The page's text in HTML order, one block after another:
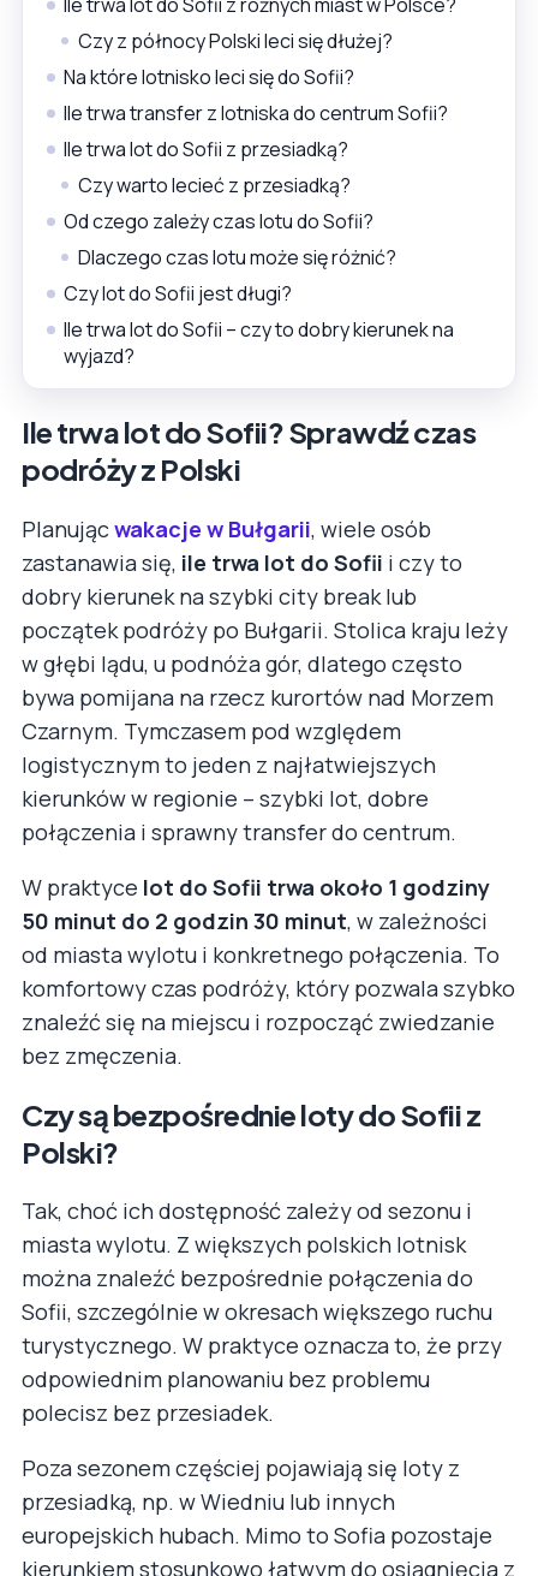
Czy z północy Polski leci się dłużej?
Na które lotnisko leci się do Sofii?
Ile trwa transfer z lotniska do centrum Sofii?
Ile trwa lot do Sofii z przesiadką?
Czy warto lecieć z przesiadką?
Od czego zależy czas lotu do Sofii?
Dlaczego czas lotu może się różnić?
Czy lot do Sofii jest długi?
Ile trwa lot do Sofii – czy to dobry kierunek na
wyjazd?
Ile trwa lot do Sofii? Sprawdź czas
podróży z Polski
Planującwakacje w Bułgarii, wiele osób
zastanawia się, ile trwa lot do Sofii i czy to
dobry kierunek na szybki city break lub
początek podróży po Bułgarii. Stolica kraju leży
w głębi lądu, u podnóża gór, dlatego często
bywa pomijana na rzecz kurortów nad Morzem
Czarnym. Tymczasem pod względem
logistycznym to jeden z najłatwiejszych
kierunków w regionie – szybki lot, dobre
połączenia i sprawny transfer do centrum.
W praktyce lot do Sofii trwa około 1 godziny
50 minut do 2 godzin 30 minut, w zależności
od miasta wylotu i konkretnego połączenia. To
komfortowy czas podróży, który pozwala szybko
znaleźć się na miejscu i rozpocząć zwiedzanie
bez zmęczenia.
Czy są bezpośrednie loty do Sofii z
Polski?
Tak, choć ich dostępność zależy od sezonu i
miasta wylotu. Z większych polskich lotnisk
można znaleźć bezpośrednie połączenia do
Sofii, szczególnie w okresach większego ruchu
turystycznego. W praktyce oznacza to, że przy
odpowiednim planowaniu bez problemu
polecisz bez przesiadek.
Poza sezonem częściej pojawiają się loty z
przesiadką, np. w Wiedniu lub innych
europejskich hubach. Mimo to Sofia pozostaje
kierunkiem stosunkowo łatwym do osiągnięcia z